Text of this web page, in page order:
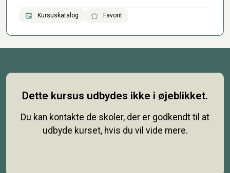
Kursuskatalog Favorit
Dette kursus udbydes ikke i øjeblikket.
Du kan kontakte de skoler, der er godkendt til at
udbyde kurset, hvis du vil vide mere.